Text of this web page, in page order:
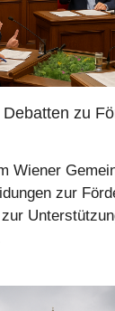
zu
Wiener
zur